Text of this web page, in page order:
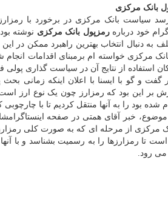
بانک مرکزی
سیاست بانک مرکزی در برخورد با
خود دربارهرمزپول بانک مرکزی نوشته
به دنبال انتخاب بهترین راهبرد ممکن در
مرکزی خواسته ام برمبنای اقدامات
استفاده از نتایج آن در سیاست گذاری پولی
و گو با ایسنا با اعلان اینکه زمانی
بر این بود که رمزارز چون یک نوع ارز
شده بود را به آنها منتقل کردیم تا با
خبر آقای همتی در صفحه
مرکزی از مرحله ای که به صورت کلی
تا رمزارزها را به رسمیت بشناسد و با
می رود.